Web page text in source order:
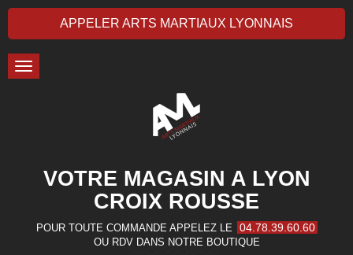
APPELER ARTS MARTIAUX LYONNAIS
Toggle
navigation
VOTRE MAGASIN A LYON
CROIX ROUSSE
POUR TOUTE COMMANDE APPELEZ LE 04.78.39.60.60
OU RDV DANS NOTRE BOUTIQUE